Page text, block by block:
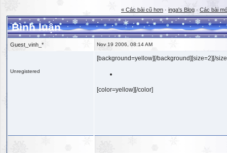
« Các bài cũ hơn · inga's Blog · Các bài
Bình luận
Guest_vinh_* Nov 19 2006, 08:14 AM
Unregistered
[background=yellow][/background][size=2][/
[color=yellow][/color]